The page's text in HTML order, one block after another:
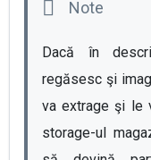
Dacă în
regăsesc şi
va extrage şi le
storage-ul